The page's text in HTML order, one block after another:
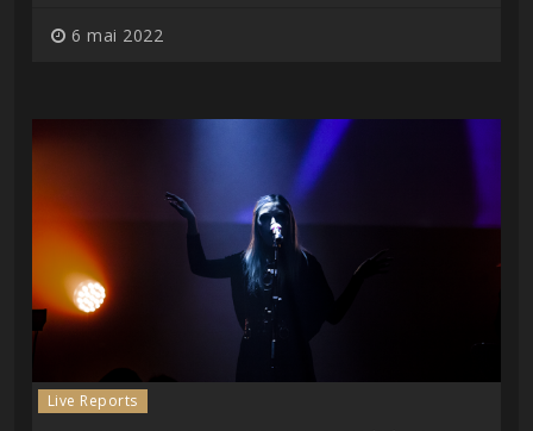
6 mai 2022
Live Reports